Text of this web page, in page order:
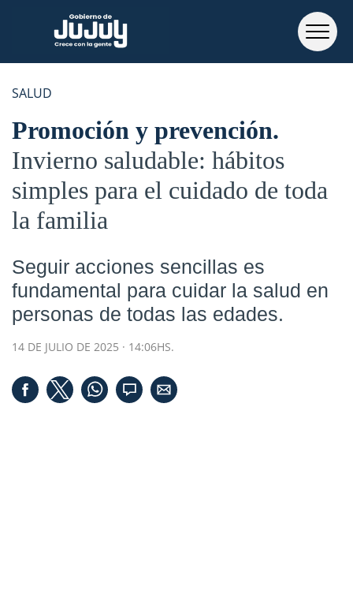
SALUD
Promoción y prevención
Invierno saludable: hábitos
simples para el cuidado de toda
la familia
Seguir acciones sencillas es
fundamental para cuidar la salud en
personas de todas las edades.
14 DE JULIO DE 2025 · 14:06HS.